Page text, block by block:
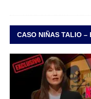
CASO NIÑAS TALIO –